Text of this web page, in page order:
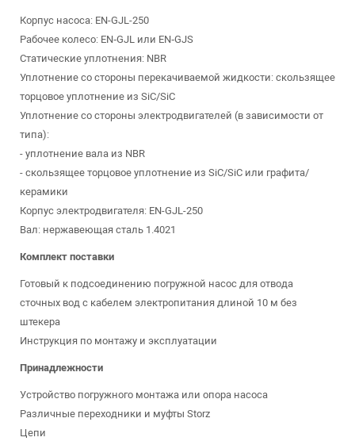
Корпус насоса: EN-GJL-250
Рабочее колесо: EN‐GJL или EN‐GJS
Статические уплотнения: NBR
Уплотнение со стороны перекачиваемой жидкости: скользящее
торцовое уплотнение из SiC/SiC
Уплотнение со стороны электродвигателей (в зависимости от
типа):
- уплотнение вала из NBR
- скользящее торцовое уплотнение из SiC/SiC или графита/
керамики
Корпус электродвигателя: EN-GJL-250
Вал: нержавеющая сталь 1.4021
Комплект поставки
Готовый к подсоединению погружной насос для отвода
сточных вод с кабелем электропитания длиной 10 м без
штекера
Инструкция по монтажу и эксплуатации
Принадлежности
Устройство погружного монтажа или опора насоса
Различные переходники и муфты Storz
Цепи